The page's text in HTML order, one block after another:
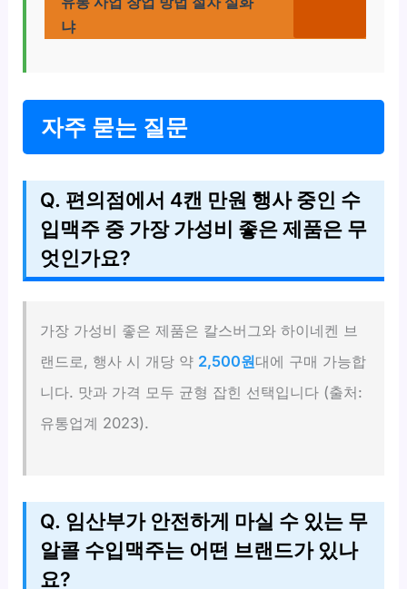
냐
자주 묻는 질문
Q. 편의점에서 4캔 만원 행사 중인 수
입맥주 중 가장 가성비 좋은 제품은 무
엇인가요?
가장 가성비 좋은 제품은 칼스버그와 하이네켄 브
랜드로, 행사 시 개당 약 2,500원대에 구매 가능합
니다. 맛과 가격 모두 균형 잡힌 선택입니다 (출처:
유통업계 2023).
Q. 임산부가 안전하게 마실 수 있는 무
알콜 수입맥주는 어떤 브랜드가 있나
요?